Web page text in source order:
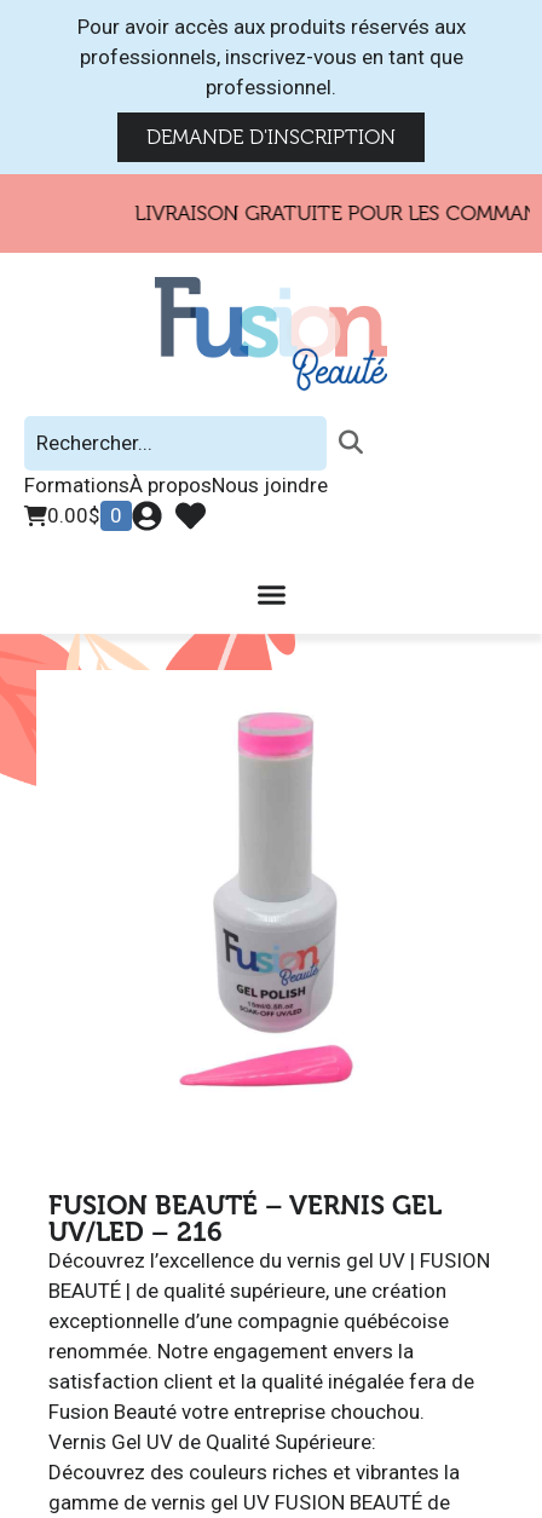
Pour avoir accès aux produits réservés aux
professionnels, inscrivez-vous en tant que
professionnel.
DEMANDE D'INSCRIPTION
LIVRAISON GRATUITE POUR LES
FormationsÀ proposNous joindre
0.00$ 0
FUSION BEAUTÉ – VERNIS GEL
UV/LED – 216
Découvrez l’excellence du vernis gel UV | FUSION
BEAUTÉ | de qualité supérieure, une création
exceptionnelle d’une compagnie québécoise
renommée. Notre engagement envers la
satisfaction client et la qualité inégalée fera de
Fusion Beauté votre entreprise chouchou.
Vernis Gel UV de Qualité Supérieure:
Découvrez des couleurs riches et vibrantes la
gamme de vernis gel UV FUSION BEAUTÉ de